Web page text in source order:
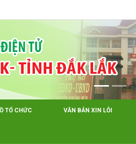
TỔ CHỨC VĂN BẢN XIN LỖI